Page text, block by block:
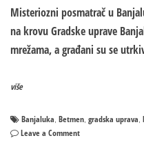
Misteriozni posmatrač u
na krovu Gradske uprave
mrežama, a građani su se
više
Banjaluka, Betmen, gradska uprava,
Leave a Commenton